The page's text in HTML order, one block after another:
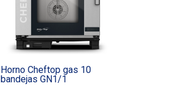
Horno Cheftop gas 10
bandejas GN1/1